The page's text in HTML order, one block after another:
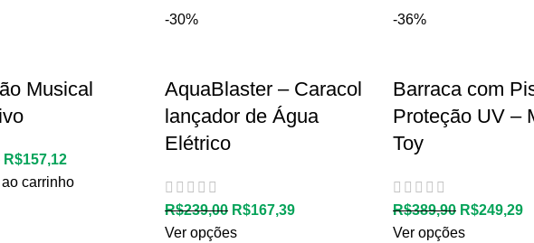
Musical
R$157,12
carrinho
-30%
AquaBlaster – Caracol
lançador de Água
Elétrico
R$239,00 R$167,39
Ver opções
-36%
Barraca com
Proteção UV –
Toy
R$389,90 R$249,29
Ver opções